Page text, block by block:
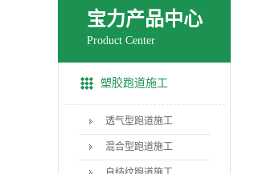
宝力产品中心
Product Center
塑胶跑道施工
透气型跑道施工
混合型跑道施工